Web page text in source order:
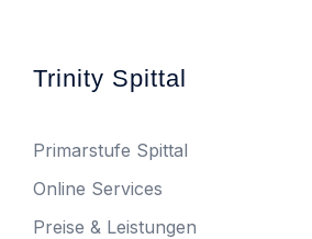
Trinity Spittal
Primarstufe Spittal
Online Services
Preise & Leistungen